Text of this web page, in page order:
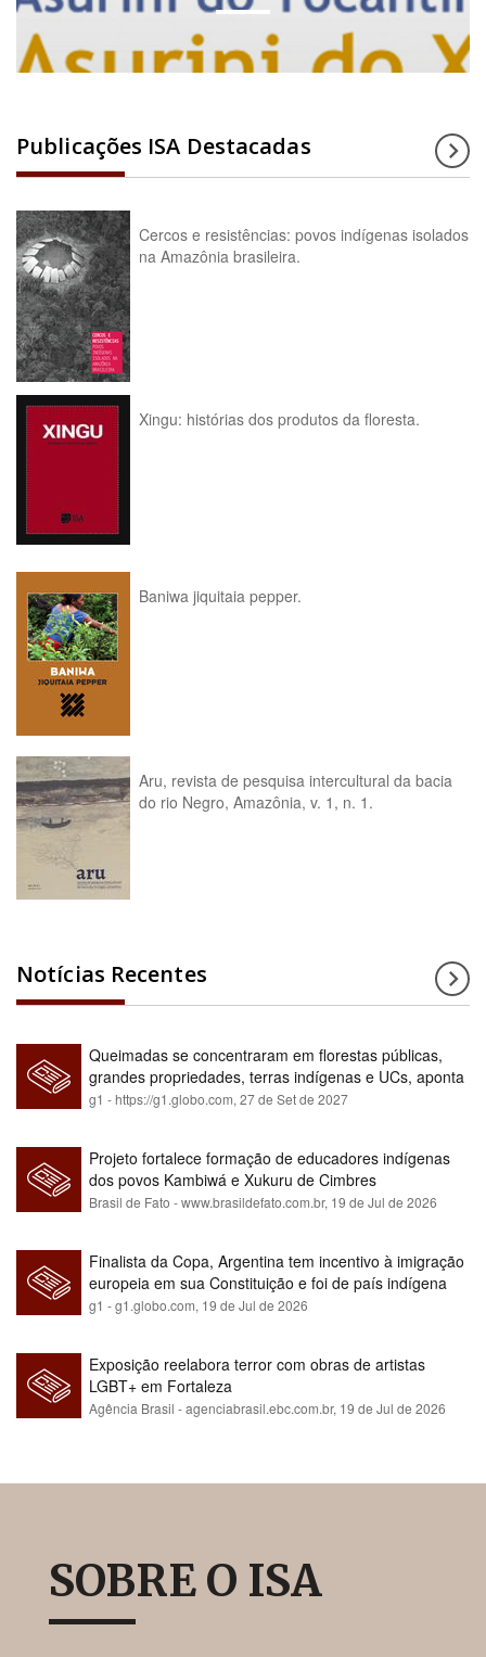
Publicações ISA Destacadas
Cercos e resistências: povos indígenas isolados
na Amazônia brasileira.
Xingu: histórias dos produtos da floresta.
Baniwa jiquitaia pepper.
Aru, revista de pesquisa intercultural da bacia
do rio Negro, Amazônia, v. 1, n. 1.
Notícias Recentes
Queimadas se concentraram em florestas públicas,
grandes propriedades, terras indígenas e UCs, aponta
relatório
g1 - https://g1.globo.com,27 de Set de 2027
Projeto fortalece formação de educadores indígenas
dos povos Kambiwá e Xukuru de Cimbres
Brasil de Fato - www.brasildefato.com.br, 19 de Jul de 2026
Finalista da Copa, Argentina tem incentivo à imigração
europeia em sua Constituição e foi de país indígena
para maioria branca
g1 - g1.globo.com, 19 de Jul de 2026
Exposição reelabora terror com obras de artistas
LGBT+ em Fortaleza
Agência Brasil - agenciabrasil.ebc.com.br, 19 de Jul de 2026
SOBRE O ISA